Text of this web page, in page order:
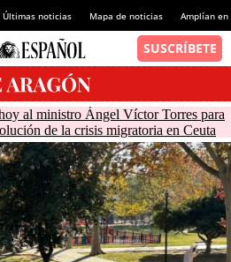
Últimas noticias Mapa de noticias Amplían
al ministro Ángel Víctor Torres para
de la crisis migratoria en Ceuta